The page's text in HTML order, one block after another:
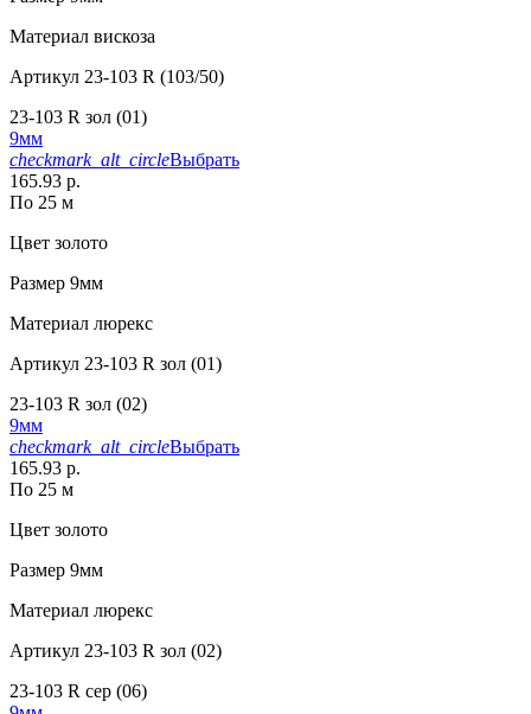
Материал вискоза
Артикул 23-103 R (103/50)
23-103 R зол (01)
9мм
checkmark_alt_circleВыбрать
165.93 р.
По 25 м
Цвет золото
Размер 9мм
Материал люрекс
Артикул 23-103 R зол (01)
23-103 R зол (02)
9мм
checkmark_alt_circleВыбрать
165.93 р.
По 25 м
Цвет золото
Размер 9мм
Материал люрекс
Артикул 23-103 R зол (02)
23-103 R сер (06)